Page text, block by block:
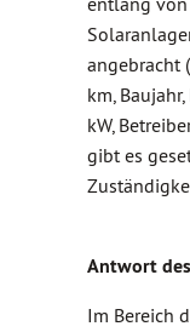
angebracht
km,
kW,
gibt es
Antwort
Im Bereich